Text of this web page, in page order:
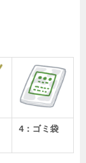
4：ゴミ袋